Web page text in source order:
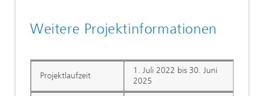
Weitere Projektinformationen
Projektlaufzeit
1. Juli 2022 bis 30. Juni
2025